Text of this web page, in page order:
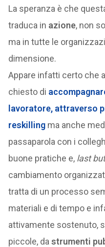
La speranza è che
traduca in azione, non
ma in tutte le
dimensione.
Appare infatti certo che
chiesto di
lavoratore, attraverso
reskilling ma anche
passaparola con i
buone pratiche e, last
cambiamento
tratta di un processo
materiali e di tempo e
attivamente sostenuto,
piccole, dastrumenti